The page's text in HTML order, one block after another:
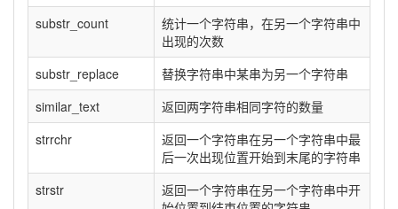
substr_count
统计一个字符串，在另一个字符串中
出现的次数
substr_replace
替换字符串中某串为另一个字符串
similar_text
返回两字符串相同字符的数量
strrchr
返回一个字符串在另一个字符串中最
后一次出现位置开始到末尾的字符串
strstr
返回一个字符串在另一个字符串中开